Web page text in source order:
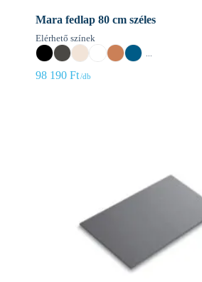
Mara fedlap 80 cm széles
Elérhető színek
98 190 Ft